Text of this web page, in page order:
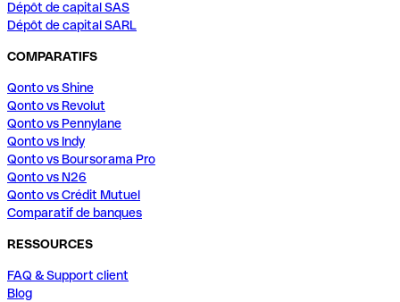
Dépôt de capital SAS
Dépôt de capital SARL
COMPARATIFS
Qonto vs Shine
Qonto vs Revolut
Qonto vs Pennylane
Qonto vs Indy
Qonto vs Boursorama Pro
Qonto vs N26
Qonto vs Crédit Mutuel
Comparatif de banques
RESSOURCES
FAQ & Support client
Blog